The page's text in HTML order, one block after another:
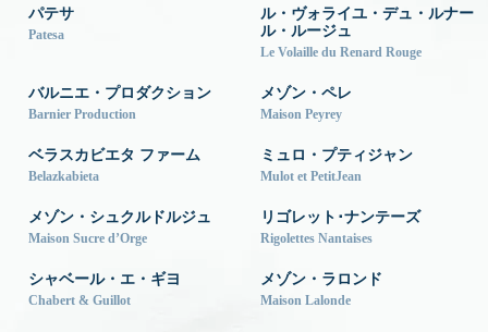
パテサ
Patesa
ル・ヴォライユ・デュ・ルナー
ル・ルージュ
Le Volaille du Renard Rouge
バルニエ・プロダクション
Barnier Production
メゾン・ペレ
Maison Peyrey
ベラスカビエタ ファーム
Belazkabieta
ミュロ・プティジャン
Mulot et PetitJean
メゾン・シュクルドルジュ
Maison Sucre d’Orge
リゴレット･ナンテーズ
Rigolettes Nantaises
シャベール・エ・ギヨ
Chabert & Guillot
メゾン・ラロンド
Maison Lalonde